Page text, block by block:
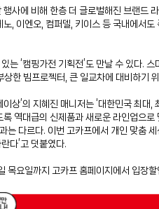
행사에 비해 한층 더 글로벌해진 브랜
노, 이엔오, 컴퍼델, 키이스 등 국내에서
는 ‘캠핑가전 기획전’도 만날 수 있다.
한 빔프로젝터, 큰 일교차에 대비하기
이상’의 지혜진 매니저는 ‘대한민국 최
역대급의 신제품과 새로운 라인업으
는 다르다. 이번 고카프에서 개인 맞춤
다’고 덧붙였다.
요일까지 고카프 홈페이지에서 입장